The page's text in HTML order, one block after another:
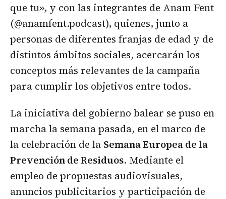
que tu», y con las integrantes de Anam Fent
(@anamfent.podcast), quienes, junto a
personas de diferentes franjas de edad y de
distintos ámbitos sociales, acercarán los
conceptos más relevantes de la campaña
para cumplir los objetivos entre todos.
La iniciativa del gobierno balear se puso en
marcha la semana pasada, en el marco de
la celebración de la Semana Europea de la
Prevención de Residuos. Mediante el
empleo de propuestas audiovisuales,
anuncios publicitarios y participación de